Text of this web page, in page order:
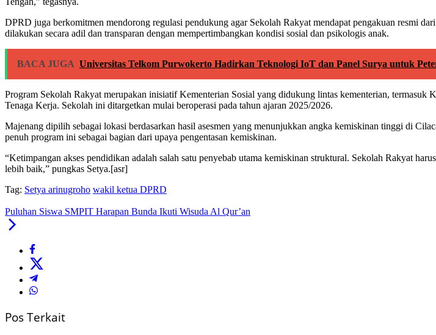
DPRD juga berkomitmen mendorong regulasi pendukung agar Sekolah Rakyat mendapat pengakuan resmi
dilakukan secara adil dan transparan dengan mempertimbangkan kondisi sosial dan psikologis anak.
BACA JUGA Universitas Telkom Purwokerto Hadirkan Teknologi IoT dan Panel Surya untuk
Program Sekolah Rakyat merupakan inisiatif Kementerian Sosial yang didukung lintas kementerian,
Tenaga Kerja. Sekolah ini ditargetkan mulai beroperasi pada tahun ajaran 2025/2026.
Majenang dipilih sebagai lokasi berdasarkan hasil asesmen yang menunjukkan angka kemiskinan tinggi di
penuh program ini sebagai bagian dari upaya pengentasan kemiskinan.
“Ketimpangan akses pendidikan adalah salah satu penyebab utama kemiskinan struktural. Sekolah Rakyat
lebih baik,” pungkas Setya.[asr]
Tag: Setya arinugroho wakil ketua DPRD
Puluhan Siswa SMPIT Harapan Bunda Ikuti Wisuda Al Qur’an
Pos Terkait